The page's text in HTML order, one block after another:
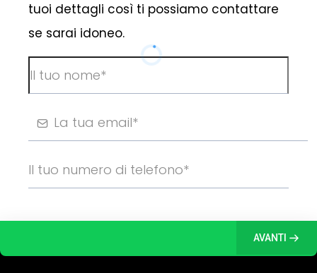
tuoi dettagli così ti possiamo contattare
se sarai idoneo.
AVANTI